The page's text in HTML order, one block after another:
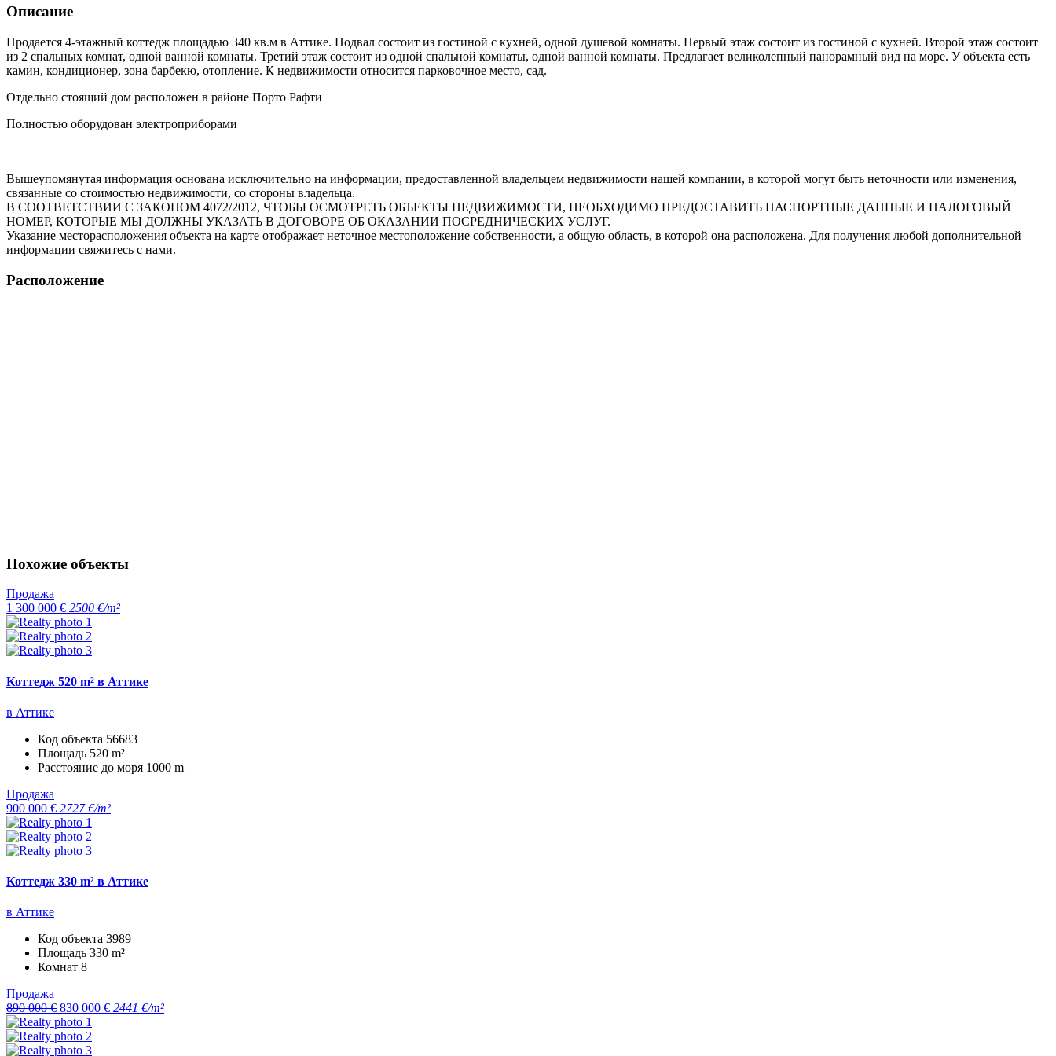
Описание
Продается 4-этажный коттедж площадью 340 кв.м в Аттике. Подвал состоит из гостиной с кухней, одной душевой комнаты. Первый этаж состоит из гостиной с кухней. Второй этаж состоит
из 2 спальных комнат, одной ванной комнаты. Третий этаж состоит из одной спальной комнаты, одной ванной комнаты. Предлагает великолепный панорамный вид на море. У объекта есть
камин, кондиционер, зона барбекю, отопление. К недвижимости относится парковочное место, сад.
Отдельно стоящий дом расположен в районе Порто Рафти
Полностью оборудован электроприборами
Вышеупомянутая информация основана исключительно на информации, предоставленной владельцем недвижимости нашей компании, в которой могут быть неточности или изменения,
связанные со стоимостью недвижимости, со стороны владельца.
В СООТВЕТСТВИИ С ЗАКОНОМ 4072/2012, ЧТОБЫ ОСМОТРЕТЬ ОБЪЕКТЫ НЕДВИЖИМОСТИ, НЕОБХОДИМО ПРЕДОСТАВИТЬ ПАСПОРТНЫЕ ДАННЫЕ И НАЛОГОВЫЙ
НОМЕР, КОТОРЫЕ МЫ ДОЛЖНЫ УКАЗАТЬ В ДОГОВОРЕ ОБ ОКАЗАНИИ ПОСРЕДНИЧЕСКИХ УСЛУГ.
Указание месторасположения объекта на карте отображает неточное местоположение собственности, а общую область, в которой она расположена. Для получения любой дополнительной
информации свяжитесь с нами.
Расположение
Похожие объекты
Продажа
1 300 000 € 2500 €/m²
Коттедж 520 m² в Аттике
в Аттике
Код объекта 56683
Площадь 520 m²
Расстояние до моря 1000 m
Продажа
900 000 € 2727 €/m²
Коттедж 330 m² в Аттике
в Аттике
Код объекта 3989
Площадь 330 m²
Комнат 8
Продажа
890 000 € 830 000 € 2441 €/m²